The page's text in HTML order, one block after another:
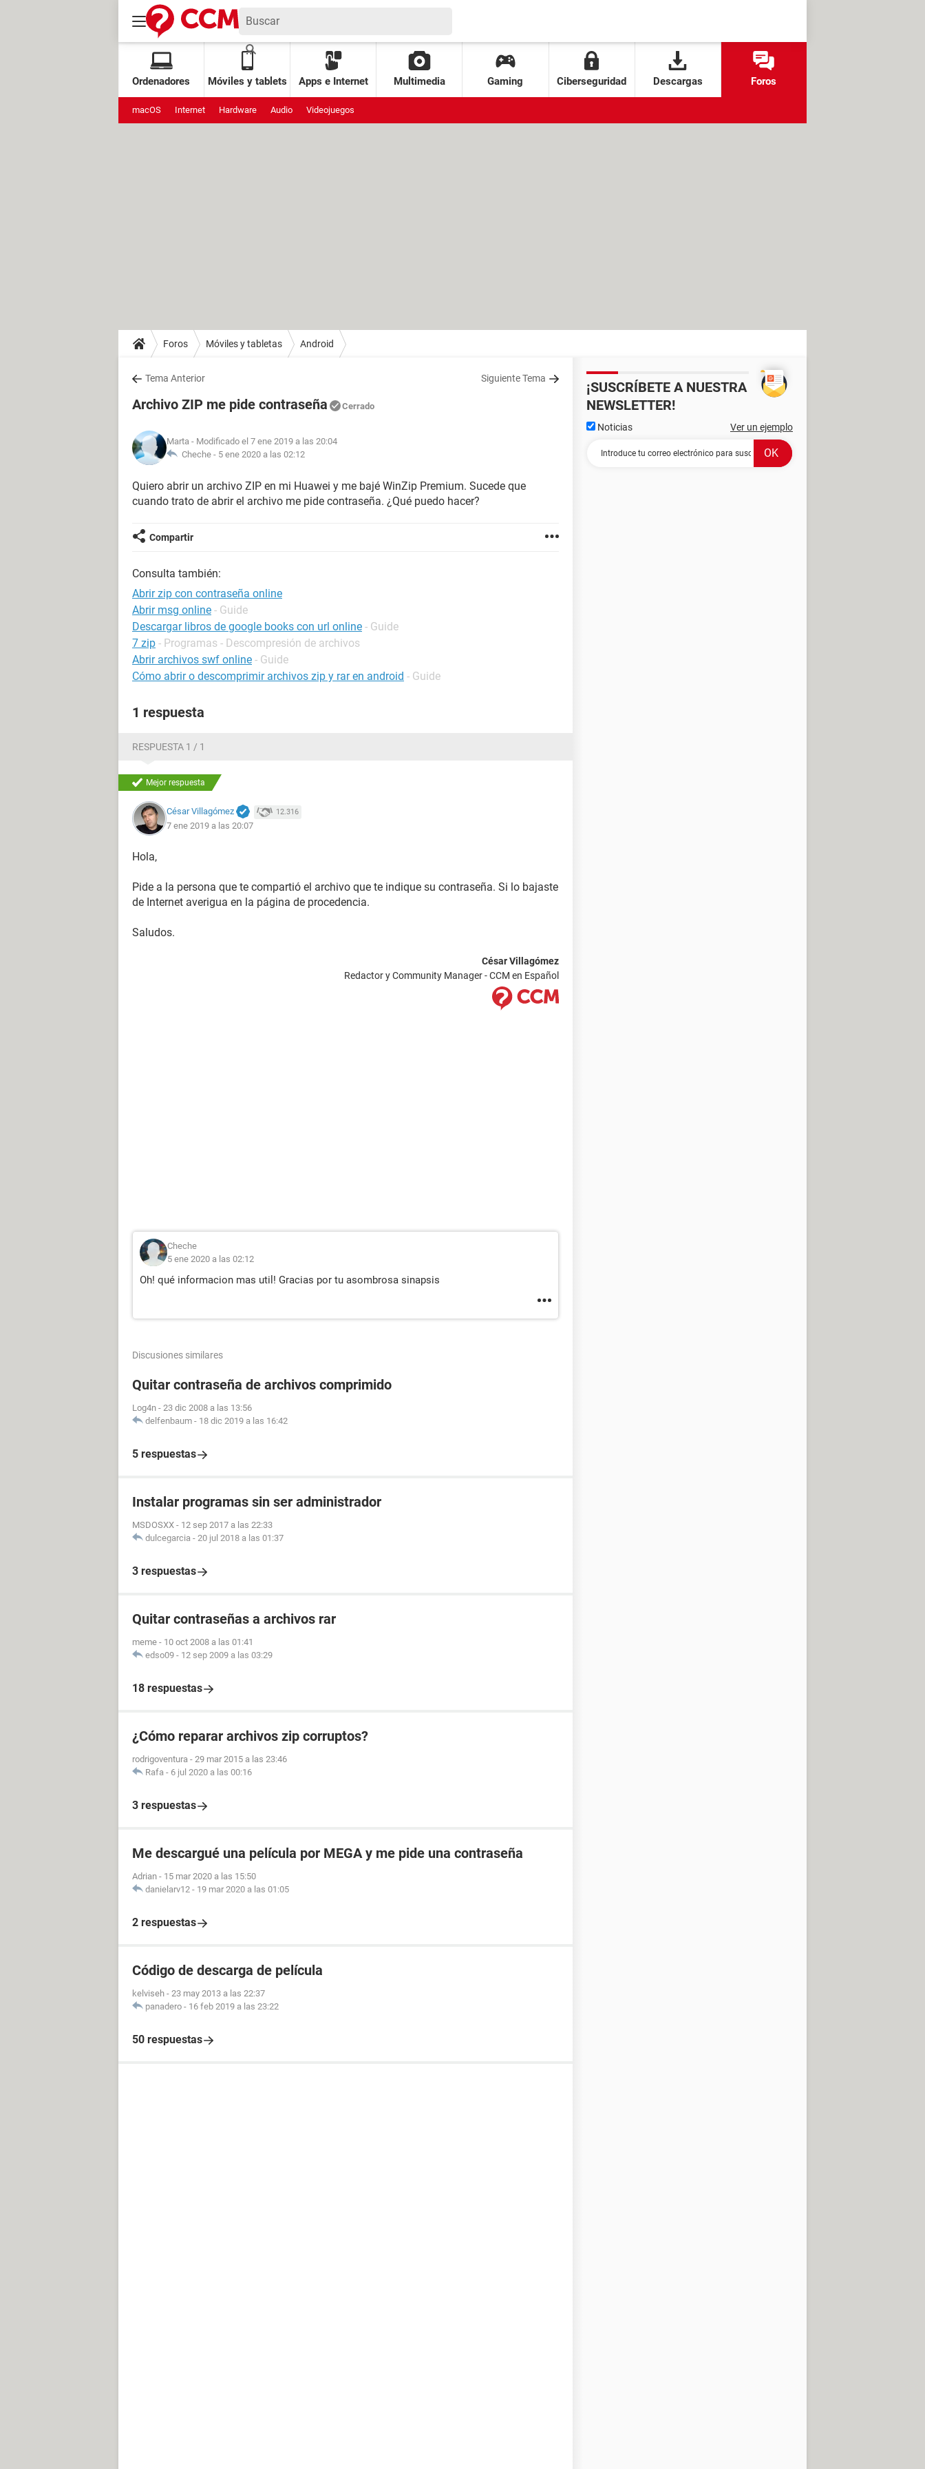
Ordenadores Móviles y tablets Apps e Internet Multimedia Gaming Ciberseguridad Descargas Foros
macOS Internet Hardware Audio Videojuegos
Foros Móviles y tabletas Android
Tema Anterior Siguiente Tema
Archivo ZIP me pide contraseña Cerrado
Marta - Modificado el 7 ene 2019 a las 20:04
Cheche - 5 ene 2020 a las 02:12
Quiero abrir un archivo ZIP en mi Huawei y me bajé WinZip Premium. Sucede que
cuando trato de abrir el archivo me pide contraseña. ¿Qué puedo hacer?
Compartir
Consulta también:
Abrir zip con contraseña online
Abrir msg online - Guide
Descargar libros de google books con url online - Guide
7 zip - Programas - Descompresión de archivos
Abrir archivos swf online - Guide
Cómo abrir o descomprimir archivos zip y rar en android - Guide
1 respuesta
RESPUESTA 1 / 1
Mejor respuesta
César Villagómez 12.316
7 ene 2019 a las 20:07
Hola,
Pide a la persona que te compartió el archivo que te indique su contraseña. Si lo bajaste
de Internet averigua en la página de procedencia.
Saludos.
César Villagómez
Redactor y Community Manager - CCM en Español
Cheche
5 ene 2020 a las 02:12
Oh! qué informacion mas util! Gracias por tu asombrosa sinapsis
Discusiones similares
Quitar contraseña de archivos comprimido
Log4n - 23 dic 2008 a las 13:56
delfenbaum - 18 dic 2019 a las 16:42
5 respuestas
Instalar programas sin ser administrador
MSDOSXX - 12 sep 2017 a las 22:33
dulcegarcia - 20 jul 2018 a las 01:37
3 respuestas
Quitar contraseñas a archivos rar
meme - 10 oct 2008 a las 01:41
edso09 - 12 sep 2009 a las 03:29
18 respuestas
¿Cómo reparar archivos zip corruptos?
rodrigoventura - 29 mar 2015 a las 23:46
Rafa - 6 jul 2020 a las 00:16
3 respuestas
Me descargué una película por MEGA y me pide una contraseña
Adrian - 15 mar 2020 a las 15:50
danielarv12 - 19 mar 2020 a las 01:05
2 respuestas
Código de descarga de película
kelviseh - 23 may 2013 a las 22:37
panadero - 16 feb 2019 a las 23:22
50 respuestas
¡SUSCRÍBETE A NUESTRA
NEWSLETTER!
Noticias Ver un ejemplo